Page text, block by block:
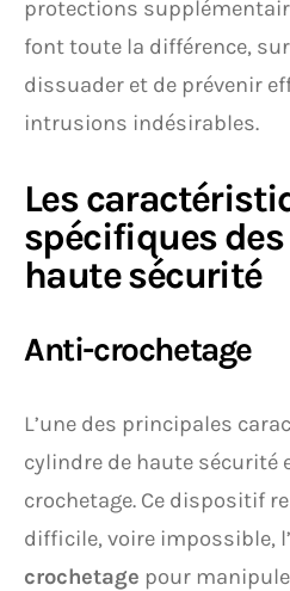
protections
font toute la différence,
dissuader et de prévenir
intrusions indésirables.
Les
spécifiques
haute sécurité
Anti-crochetage
L’une des principales
cylindre de haute
crochetage. Ce dispositif
difficile, voire impossible,
crochetage pour